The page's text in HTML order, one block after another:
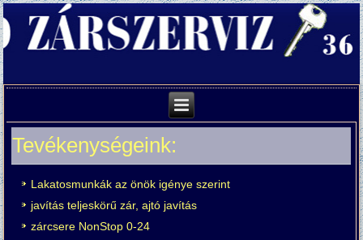
Tevékenységeink:
Lakatosmunkák az önök igénye szerint
javítás teljeskörű zár, ajtó javítás
zárcsere NonStop 0-24